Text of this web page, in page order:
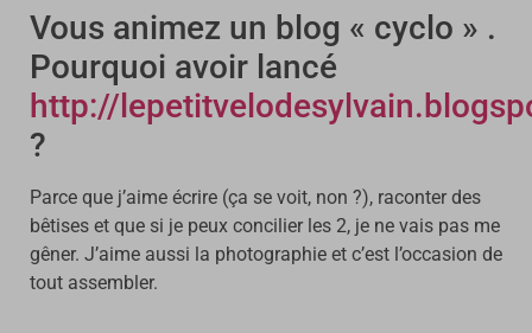
Vous animez un blog « cyclo » .
Pourquoi avoir lancé
http://
?
Parce que j’aime écrire (ça se voit, non ?), raconter des
bêtises et que si je peux concilier les 2, je ne vais pas me
gêner. J’aime aussi la photographie et c’est l’occasion de
tout assembler.